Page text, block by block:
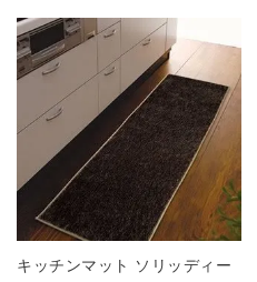
キッチンマット ソリッディー